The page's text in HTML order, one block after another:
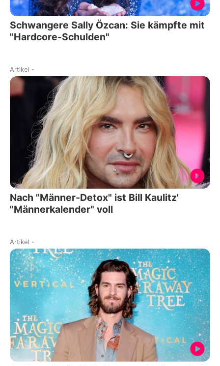
Schwangere Sally Özcan: Sie kämpfte mit
"Hardcore-Schulden"
Artikel -
Nach "Männer-Detox" ist Bill Kaulitz'
"Männerkalender" voll
Artikel -